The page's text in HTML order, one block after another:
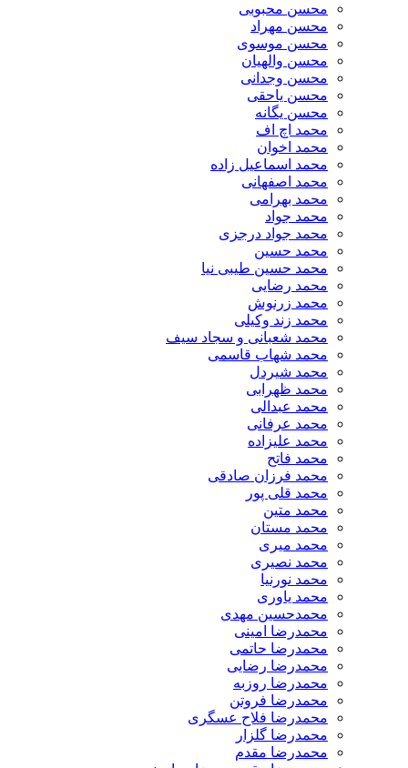
محسن محبوبی
محسن مهراد
محسن موسوی
محسن والهیان
محسن وجدانی
محسن یاحقی
محسن یگانه
محمد اچ اف
محمد اخوان
محمد اسماعیل زاده
محمد اصفهانی
محمد بهرامی
محمد جواد
محمد جواد درجزی
محمد حسین
محمد حسین طیبی نیا
محمد رضایی
محمد زرنوش
محمد زند وکیلی
محمد شعبانی و سجاد سیف
محمد شهاب قاسمی
​محمد شیردل
محمد ظهرابی
محمد عبدالی
محمد عرفانی
محمد علیزاده
محمد فاتح
محمد فرزان صادقی
محمد قلی پور
محمد متین
محمد مستان
محمد میری
محمد نصیری
محمد نورنیا
محمد یاوری
محمدحسین مهدی
محمدرضا امینی
محمدرضا حاتمی
محمدرضا رضایی
محمدرضا روزبه
محمدرضا فروتن
محمدرضا فلاح عسگری
محمدرضا گلزار
محمدرضا مقدم